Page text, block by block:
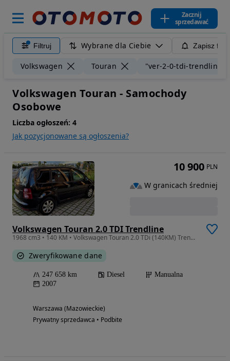
Zacznij
sprzedawać
Filtruj Wybrane dla Ciebie Zapisz
Volkswagen Touran "ver-2-0-tdi-trendline"
Volkswagen Touran - Samochody
Osobowe
Liczba ogłoszeń: 4
Jak pozycjonowane są ogłoszenia?
Volkswagen Touran 2.0 TDI Trendline
1968 cm3 • 140 KM • Volkswagen Touran 2.0 TDi (140KM) Trendline. Bezwypadkowy. Salon PL
Zweryfikowane dane
247 658 km Diesel
Manualna
2007
Warszawa (Mazowieckie)
Prywatny sprzedawca • Podbite
10 900 PLN
W granicach średniej